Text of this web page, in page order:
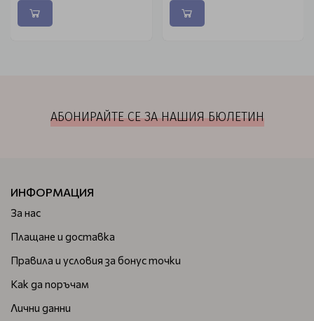
АБОНИРАЙТЕ СЕ ЗА НАШИЯ БЮЛЕТИН
ИНФОРМАЦИЯ
За нас
Плащане и доставка
Правила и условия за бонус точки
Как да поръчам
Лични данни